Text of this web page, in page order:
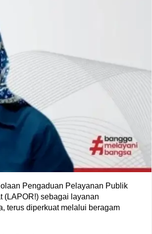
Pengaduan Pelayanan Publik
(LAPOR!) sebagai layanan
terus diperkuat melalui beragam